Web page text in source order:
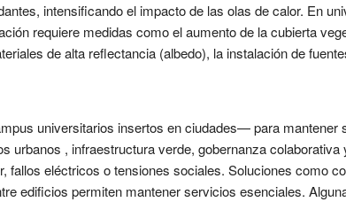
intensificando el impacto de las olas de calor. En
requiere medidas como el aumento de la cubierta
de alta reflectancia (albedo), la instalación de
universitarios insertos en ciudades— para mantener
urbanos , infraestructura verde, gobernanza colaborativa
eléctricos o tensiones sociales. Soluciones como
edificios permiten mantener servicios esenciales.